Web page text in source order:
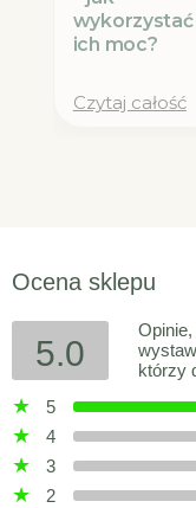
wykorzystać
ich moc?
Czytaj całość
Ocena sklepu
5.0
którzy
5
4
3
2